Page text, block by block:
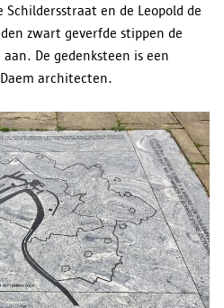
en de Leopold de
zwart geverfde stippen de
De gedenksteen is een
architecten.
Voorkeuren opslaan